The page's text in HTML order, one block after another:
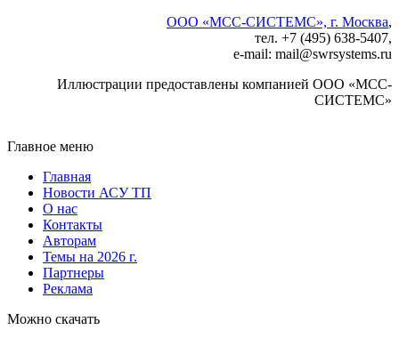
ООО «МСС-СИСТЕМС», г. Москва,
тел. +7 (495) 638-5407,
e-mail: mail@swrsystems.ru
Иллюстрации предоставлены компанией ООО «МСС-
СИСТЕМС»
Главное меню
Главная
Новости АСУ ТП
О нас
Контакты
Авторам
Темы на 2026 г.
Партнеры
Реклама
Можно скачать